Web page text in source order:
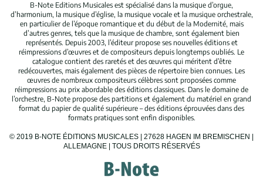
B-Note Editions Musicales est spécialisé dans la musique d’orgue,
d’harmonium, la musique d’église, la musique vocale et la musique orchestrale,
en particulier de l’époque romantique et du début de la Modernité, mais
d’autres genres, tels que la musique de chambre, sont également bien
représentés. Depuis 2003, l’éditeur propose ses nouvelles éditions et
réimpressions d’œuvres et de compositeurs depuis longtemps oubliés. Le
catalogue contient des raretés et des œuvres qui méritent d’être
redécouvertes, mais également des pièces de répertoire bien connues. Les
œuvres de nombreux compositeurs célèbres sont proposées comme
réimpressions au prix abordable des éditions classiques. Dans le domaine de
l’orchestre, B-Note propose des partitions et également du matériel en grand
format du papier de qualité supérieure – des éditions éprouvées dans des
formats pratiques sont enfin disponibles.
© 2019 B-NOTE ÉDITIONS MUSICALES | 27628 HAGEN IM BREMISCHEN |
ALLEMAGNE | TOUS DROITS RÉSERVÉS